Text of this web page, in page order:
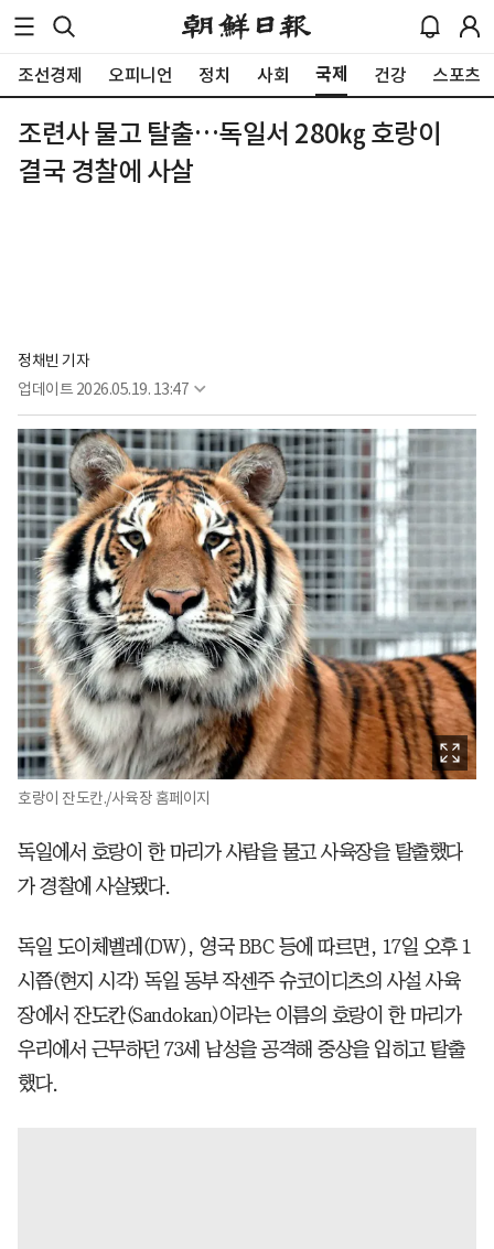
조선경제 오피니언 정치 사회 국제 건강 스포츠
조련사 물고 탈출…독일서 280㎏ 호랑이
결국 경찰에 사살
정채빈 기자
업데이트 2026.05.19. 13:47
호랑이 잔도칸./사육장 홈페이지
독일에서 호랑이 한 마리가 사람을 물고 사육장을 탈출했다
가 경찰에 사살됐다.
독일 도이체벨레(DW), 영국 BBC 등에 따르면, 17일 오후 1
시쯤(현지 시각) 독일 동부 작센주 슈코이디츠의 사설 사육
장에서 잔도칸(Sandokan)이라는 이름의 호랑이 한 마리가
우리에서 근무하던 73세 남성을 공격해 중상을 입히고 탈출
했다.